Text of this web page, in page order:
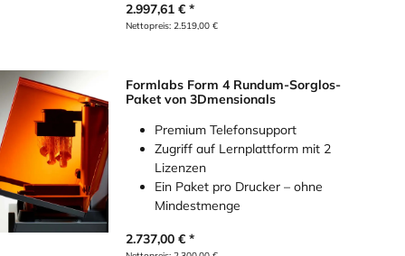
2.997,61 €
Nettopreis:2.519,00 €
Formlabs Form 4 Rundum-Sorglos-
Paket von 3Dmensionals
Premium Telefonsupport
Zugriff auf Lernplattform mit 2
Lizenzen
Ein Paket pro Drucker – ohne
Mindestmenge
2.737,00 €